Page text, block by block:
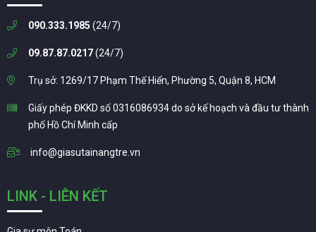
090.333.1985 (24/7)
09.87.87.0217(24/7)
Trụ sở: 1269/17 Phạm Thế Hiển, Phường 5, Quận 8, HCM
Giấy phép ĐKKD số 0316086934 do sở kế hoạch và đầu tư thành
phố Hồ Chí Minh cấp
info@giasutainangtre.vn
LINK - LIÊN KẾT